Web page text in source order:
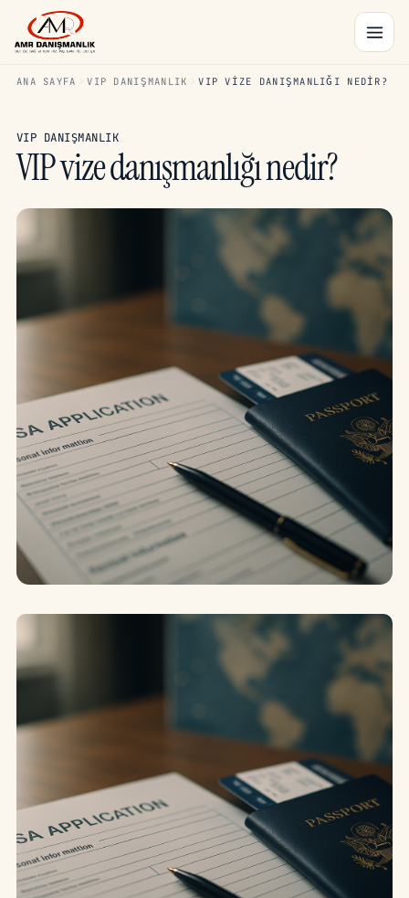
ANA SAYFA VIP DANIŞMANLIK VIP VIZE DANIŞMANLIĞI NEDIR?
VIP DANIŞMANLIK
VIP vize danışmanlığı nedir?